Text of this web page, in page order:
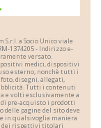
S.r.l.a Socio Unicoviale
1374205 - Indirizzo e-
versato.
medici, dispositivi
esterno, nonchè tutti i
disegni, allegati,
Tutti i contenuti
e volti esclusivamente a
pre-acquisto i prodotti
delle pagine del sito deve
in qualsivoglia maniera
dei rispettivi titolari